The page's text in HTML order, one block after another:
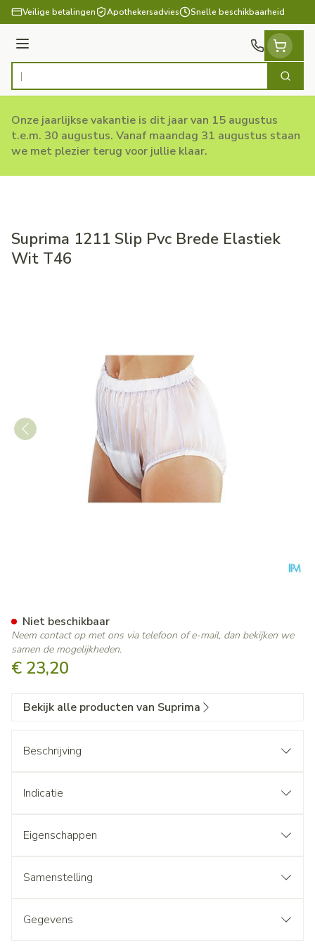
Ga naar de inhoud
Veilige betalingen Apothekersadvies Snelle beschikbaarheid
Menu
Product, merk, categorie... Zoek
Onze jaarlijkse vakantie is dit jaar van 15 augustus
t.e.m. 30 augustus. Vanaf maandag 31 augustus staan
we met plezier terug voor jullie klaar.
Suprima 1211 Slip Pvc Brede Elastiek
Wit T46
€ 23,20
Niet beschikbaar
Neem contact op met ons via telefoon of e-mail, dan bekijken we
samen de mogelijkheden.
Bekijk alle producten van Suprima
Beschrijving
Indicatie
Eigenschappen
Samenstelling
Gegevens